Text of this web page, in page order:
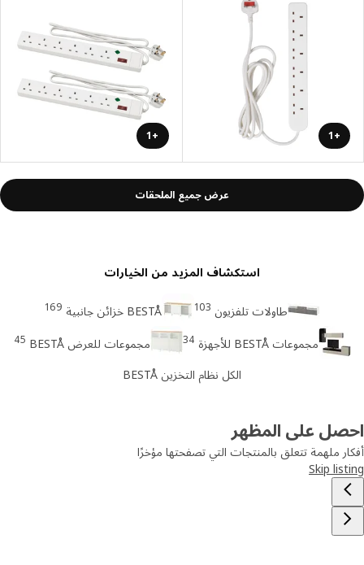
+1
+1
عرض جميع الملحقات
استكشاف المزيد من الخيارات
طاولات تلفزيون 103 BESTÅ خزائن جانبية 169
مجموعات BESTÅ للأجهزة 34 مجموعات للعرض BESTÅ 45
الكل نظام التخزين BESTÅ
على المظهر
ملهمة تتعلق بالمنتجات التي تصفحتها مؤخرًا
Skip